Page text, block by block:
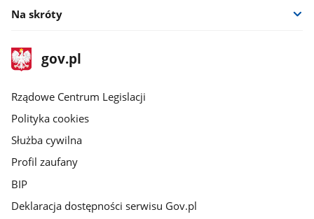
Na skróty
stopka
gov.plStrona
gov.pl
Rządowe Centrum Legislacji
Polityka cookies
Służba cywilna
Profil zaufany
BIP
Deklaracja dostępności serwisu Gov.pl